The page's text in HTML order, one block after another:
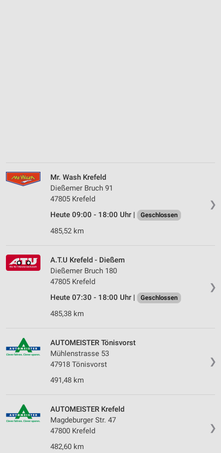
❯
Mr. Wash Krefeld
Dießemer Bruch 91
47805 Krefeld
Heute 09:00 - 18:00 Uhr |
Geschlossen
485,52 km
❯
A.T.U Krefeld - Dießem
Dießemer Bruch 180
47805 Krefeld
Heute 07:30 - 18:00 Uhr |
Geschlossen
485,38 km
❯
AUTOMEISTER Tönisvorst
Mühlenstrasse 53
47918 Tönisvorst
491,48 km
❯
AUTOMEISTER Krefeld
Magdeburger Str. 47
47800 Krefeld
482,60 km